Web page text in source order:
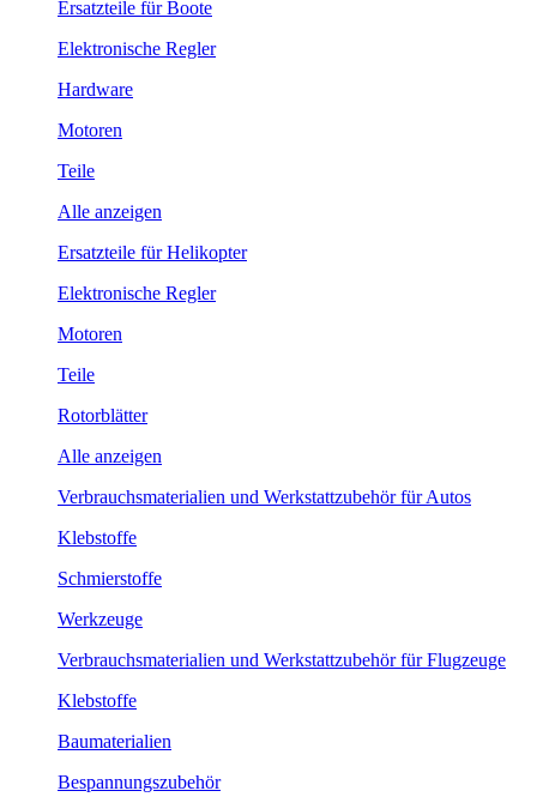
Ersatzteile für Boote
Elektronische Regler
Hardware
Motoren
Teile
Alle anzeigen
Ersatzteile für Helikopter
Elektronische Regler
Motoren
Teile
Rotorblätter
Alle anzeigen
Verbrauchsmaterialien und Werkstattzubehör für Autos
Klebstoffe
Schmierstoffe
Werkzeuge
Verbrauchsmaterialien und Werkstattzubehör für Flugzeuge
Klebstoffe
Baumaterialien
Bespannungszubehör